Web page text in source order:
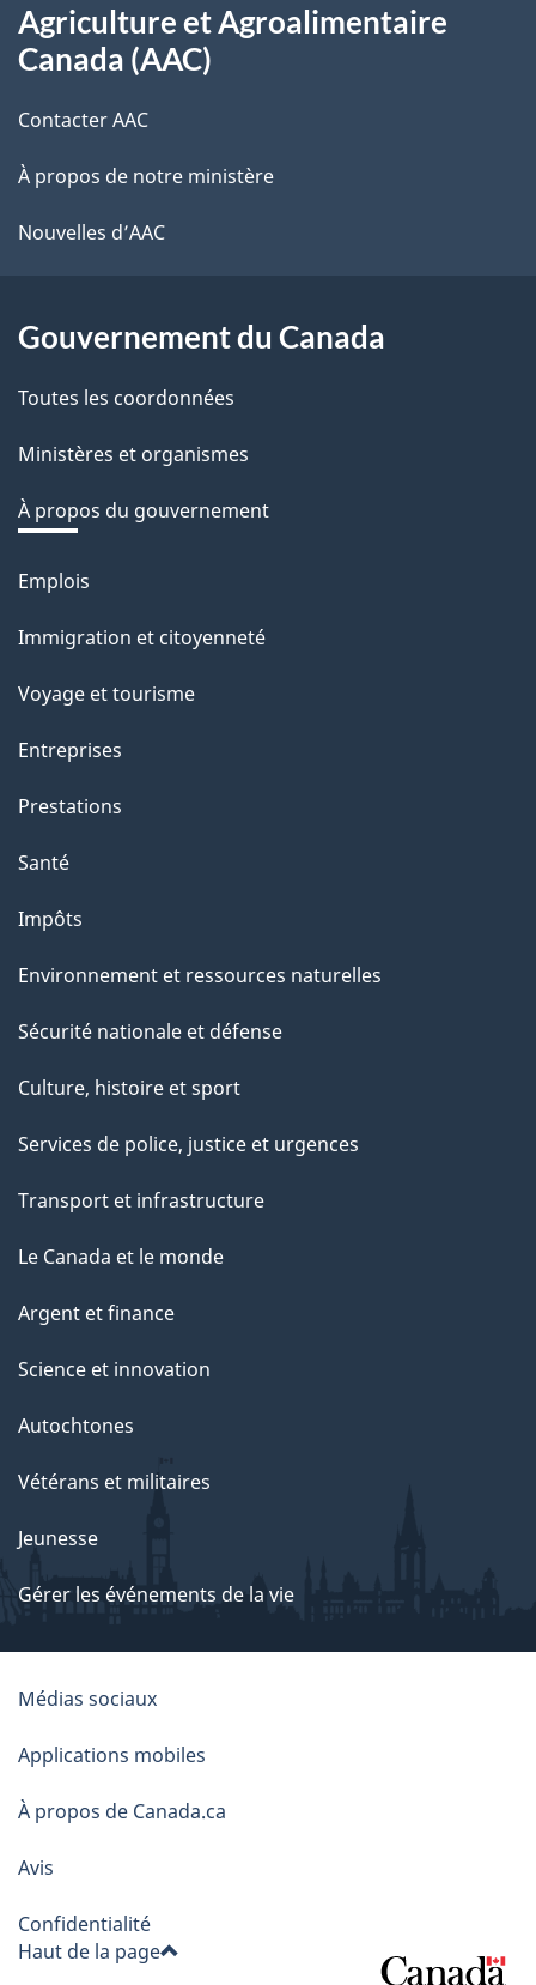
sujet
du
gouvernement
Agriculture et Agroalimentaire
Canada (AAC)
Contacter AAC
À propos de notre ministère
Nouvelles d’AAC
Gouvernement du Canada
Toutes les coordonnées
Ministères et organismes
À propos du gouvernement
Thèmes
sujets
Emplois
Immigration et citoyenneté
Voyage et tourisme
Entreprises
Prestations
Santé
Impôts
Environnement et ressources naturelles
Sécurité nationale et défense
Culture, histoire et sport
Services de police, justice et urgences
Transport et infrastructure
Le Canada et le monde
Argent et finance
Science et innovation
Autochtones
Vétérans et militaires
Jeunesse
Gérer les événements de la vie
À
propos
de
ce
site
Médias sociaux
Applications mobiles
À propos de Canada.ca
Avis
Confidentialité
Haut de la page